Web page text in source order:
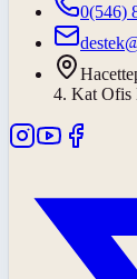
0(546)
4. Kat